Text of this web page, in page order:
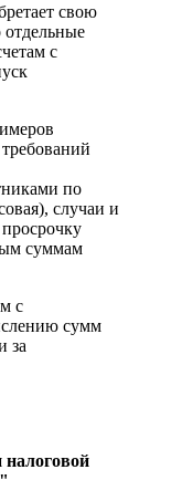
свою
отдельные
с
по
случаи и
суммам
с
сумм
за
налоговой